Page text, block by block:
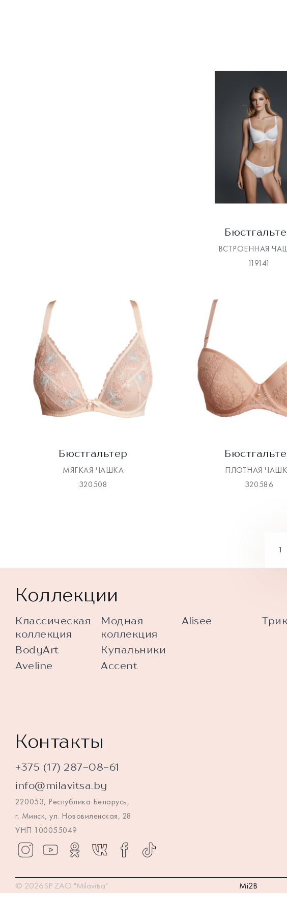
ВСТРОЕННАЯ
119141
Бюстгальтер
МЯГКАЯ ЧАШКА
320508
ПЛОТНАЯ
320586
1
Коллекции
Классическая
коллекция
BodyArt
Aveline
Модная
коллекция
Купальники
Accent
Alisee
Контакты
+375 (17) 287-08-61
info@milavitsa.by
220053, Республика Беларусь,
г. Минск, ул. Нововиленская, 28
УНП 100055049
© 2026SP ZAO "Milavitsa" Mi2B